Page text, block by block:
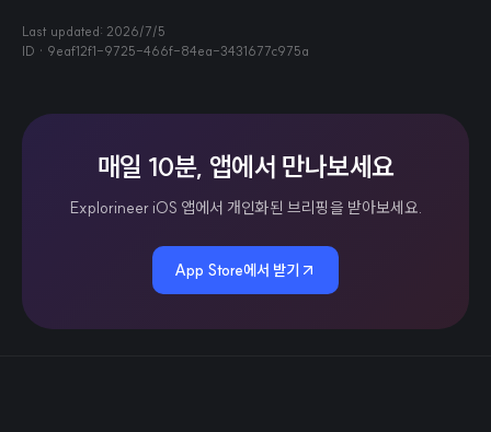
Last updated: 2026/7/5
ID · 9eaf12f1-9725-466f-84ea-3431677c975a
매일 10분, 앱에서 만나보세요
Explorineer iOS 앱에서 개인화된 브리핑을 받아보세요.
App Store에서 받기